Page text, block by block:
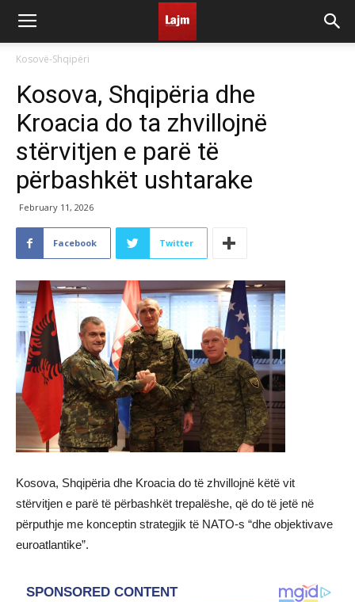
Kosovë-Shqipëri
Kosova, Shqipëria dhe
Kroacia do ta zhvillojnë
stërvitjen e parë të
përbashkët ushtarake
February 11, 2026
Facebook Twitter
Kosova, Shqipëria dhe Kroacia do të zhvillojnë këtë vit
stërvitjen e parë të përbashkët trepalëshe, që do të jetë në
përputhje me konceptin strategjik të NATO-s “dhe objektivave
euroatlantike”.